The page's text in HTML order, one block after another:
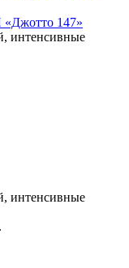
147»
интенсивные
интенсивные